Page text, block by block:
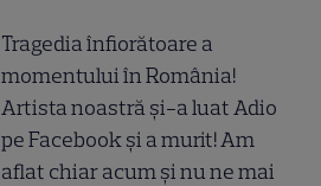
Tragedia înfiorătoare a
momentului în România!
Artista noastră și-a luat Adio
pe Facebook și a murit! Am
aflat chiar acum și nu ne mai